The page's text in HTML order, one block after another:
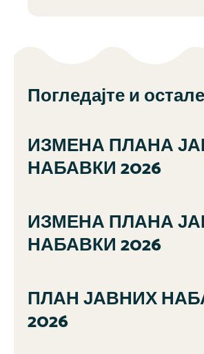
Погледајте и
ИЗМЕНА ПЛАНА
НАБАВКИ 2026
ИЗМЕНА ПЛАНА
НАБАВКИ 2026
ПЛАН ЈАВНИХ
2026